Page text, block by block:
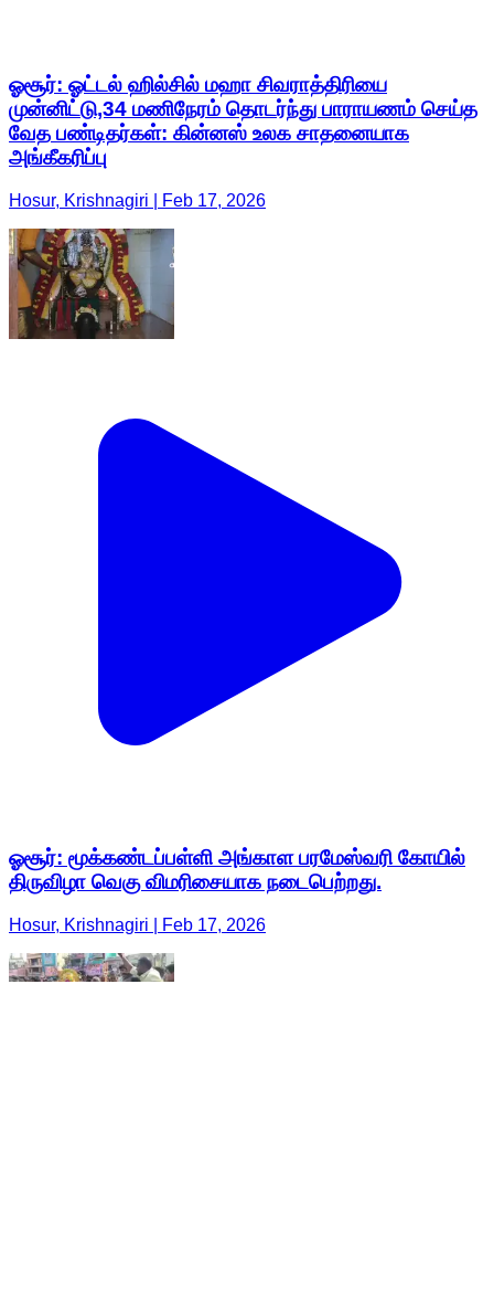
ஓசூர்: ஓட்டல் ஹில்சில் மஹா சிவராத்திரியை
முன்னிட்டு,34 மணிநேரம் தொடர்ந்து பாராயணம் செய்த
வேத பண்டிதர்கள்: கின்னஸ் உலக சாதனையாக
அங்கீகரிப்பு
Hosur, Krishnagiri | Feb 17, 2026
ஓசூர்: மூக்கண்டப்பள்ளி அங்காள பரமேஸ்வரி கோயில்
திருவிழா வெகு விமரிசையாக நடைபெற்றது.
Hosur, Krishnagiri | Feb 17, 2026